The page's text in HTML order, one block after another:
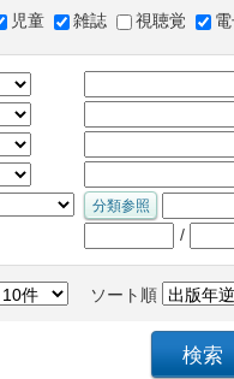
児童 雑誌 視聴覚
/
ソート順